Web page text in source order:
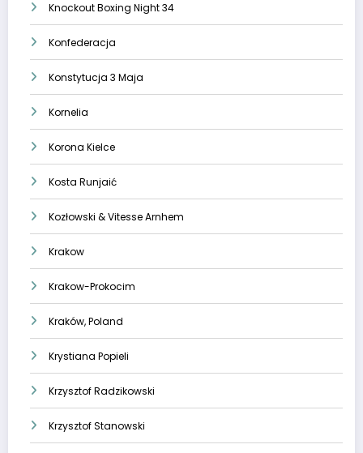
Knockout Boxing Night 34
Konfederacja
Konstytucja 3 Maja
Kornelia
Korona Kielce
Kosta Runjaić
Kozłowski & Vitesse Arnhem
Krakow
Krakow-Prokocim
Kraków, Poland
Krystiana Popieli
Krzysztof Radzikowski
Krzysztof Stanowski